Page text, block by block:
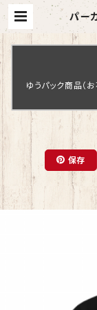
パー
（黒
ゆうパック商品（
保存